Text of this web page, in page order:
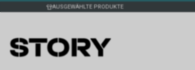
AUSGEWÄHLTE PRODUKTE